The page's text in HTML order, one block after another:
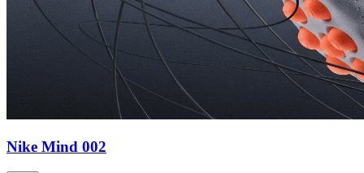
Nike Mind 002